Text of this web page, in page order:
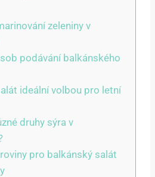
zeleniny ⁤v
podávání balkánského
ideální volbou⁢ pro letní
druhy⁤ sýra v
​pro balkánský salát